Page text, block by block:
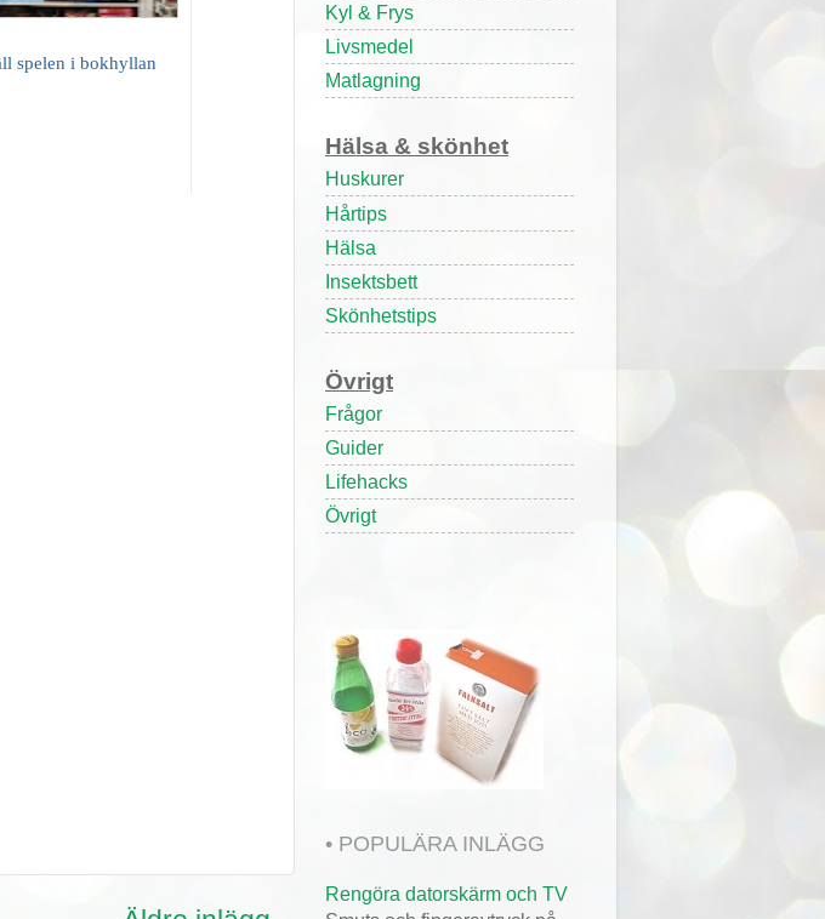
spelen i bokhyllan
Kyl & Frys
Livsmedel
Matlagning
Hälsa & skönhet
Huskurer
Hårtips
Hälsa
Insektsbett
Skönhetstips
Övrigt
Frågor
Guider
Lifehacks
Övrigt
• POPULÄRA INLÄGG
Rengöra datorskärm och TV